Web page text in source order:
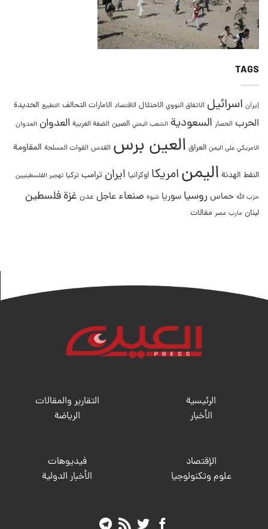
TAGS
إيران اسرائيل الاتفاق النووي الاحتلال الاقتصاد الامارات التحالف التطبيع الحديدة
الحرب الحصار السعودية الشعب اليمني الصين الضفة الغربية العدوان العدوان
الامريكي على اليمن العراق العين برس القدس القوات المسلحة المقاومة
النفط الهدنة اليمنامريكا اوكرانيا ايران ترامب تركيا تهجير الفلسطينيين
حزب الله حماس روسيا سوريا شبوة صنعاء عاجل عدن غزةفلسطين
لبنان مارب مصر مقالات
الرئيسية
الأخبار
التقارير والمقالات
الریاضة
الإقتصاد
علوم وتكنولوجيا
فيديوهات
الأخبار الدولية